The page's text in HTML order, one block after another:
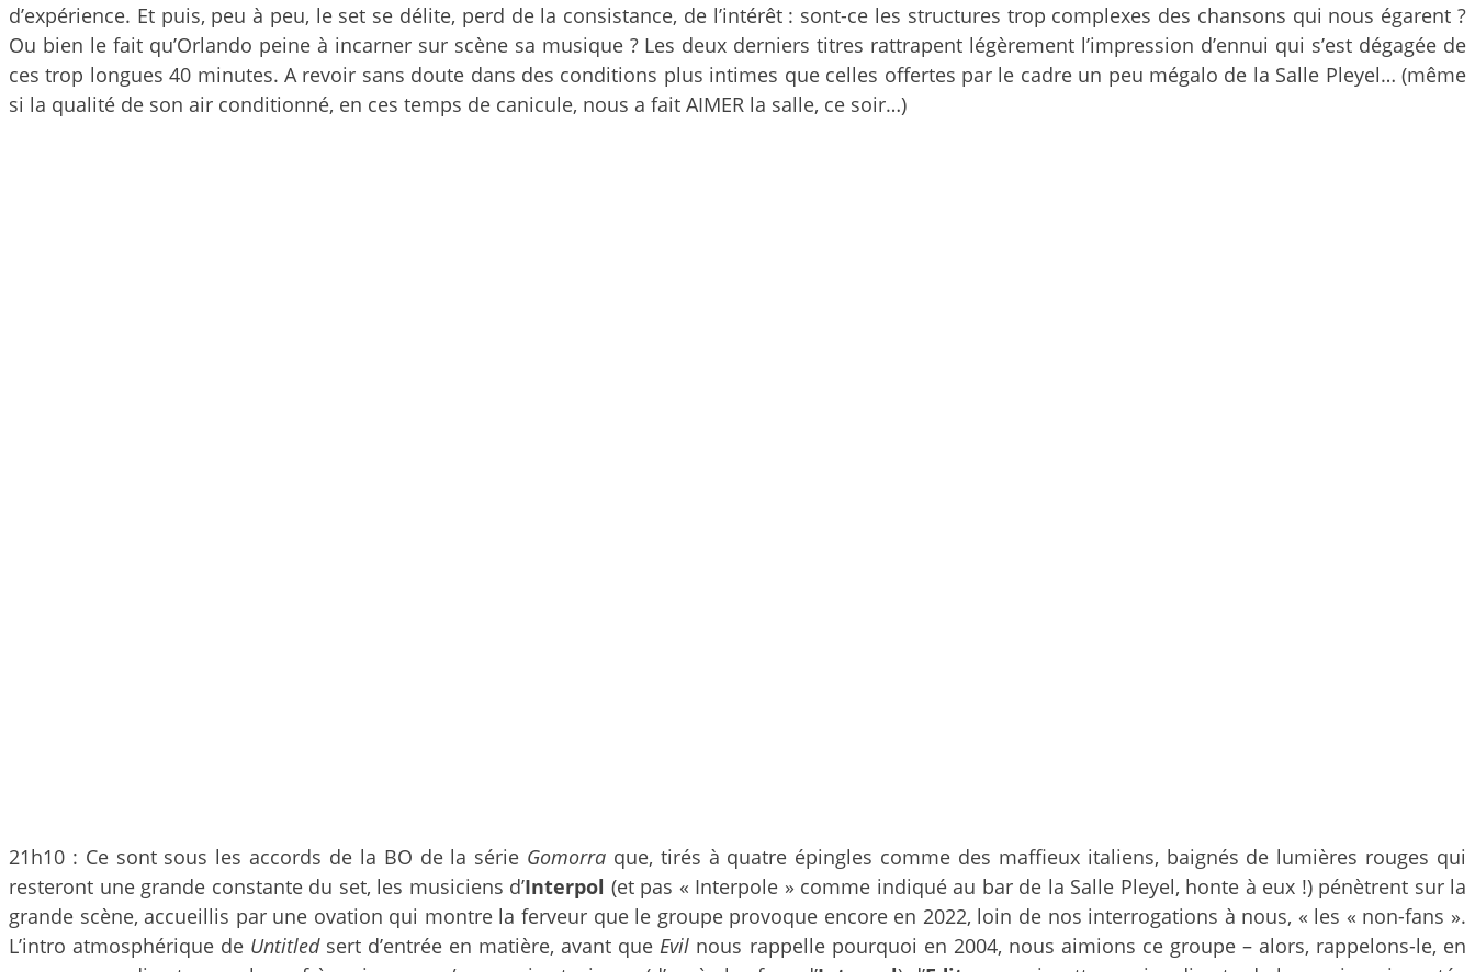
d’expérience. Et puis, peu à peu, le set se délite, perd de la consistance, de l’intérêt : sont-ce les structures trop complexes des chansons qui nous égarent ?
Ou bien le fait qu’Orlando peine à incarner sur scène sa musique ? Les deux derniers titres rattrapent légèrement l’impression d’ennui qui s’est dégagée de
ces trop longues 40 minutes. A revoir sans doute dans des conditions plus intimes que celles offertes par le cadre un peu mégalo de la Salle Pleyel… (même
si la qualité de son air conditionné, en ces temps de canicule, nous a fait AIMER la salle, ce soir…)
21h10 : Ce sont sous les accords de la BO de la série Gomorra que, tirés à quatre épingles comme des maffieux italiens, baignés de lumières rouges qui
resteront une grande constante du set, les musiciens d’Interpol (et pas « Interpole » comme indiqué au bar de la Salle Pleyel, honte à eux !) pénètrent sur la
grande scène, accueillis par une ovation qui montre la ferveur que le groupe provoque encore en 2022, loin de nos interrogations à nous, « les « non-fans ».
L’intro atmosphérique de Untitledsert d’entrée en matière, avant que Evil nous rappelle pourquoi en 2004, nous aimions ce groupe – alors, rappelons-le, en